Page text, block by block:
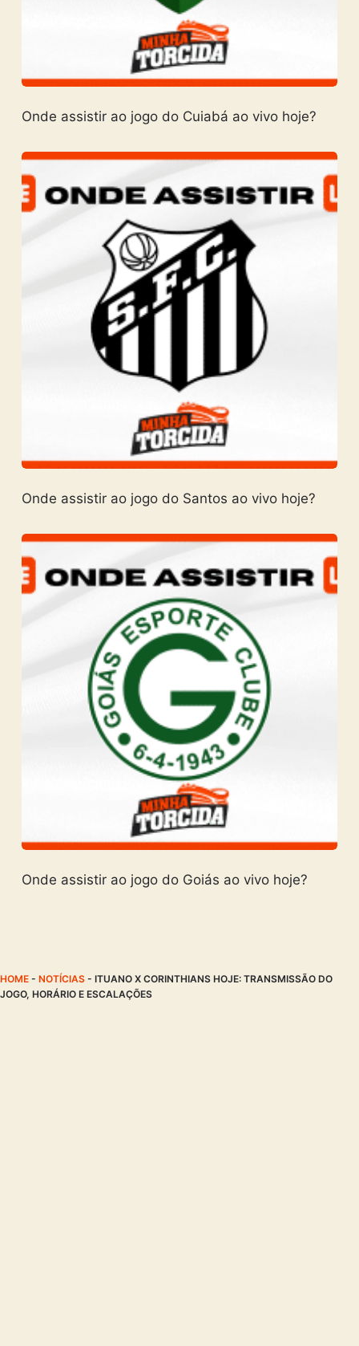
Onde assistir ao jogo do Cuiabá ao vivo hoje?
Onde assistir ao jogo do Santos ao vivo hoje?
Onde assistir ao jogo do Goiás ao vivo hoje?
HOME - NOTÍCIAS - ITUANO X CORINTHIANS HOJE: TRANSMISSÃO DO
JOGO, HORÁRIO E ESCALAÇÕES